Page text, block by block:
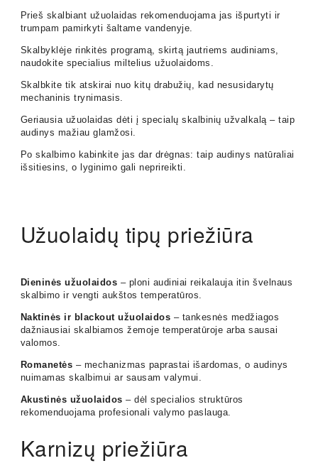
Prieš skalbiant užuolaidas rekomenduojama jas išpurtyti ir
trumpam pamirkyti šaltame vandenyje.
Skalbyklėje rinkitės programą, skirtą jautriems audiniams,
naudokite specialius miltelius užuolaidoms.
Skalbkite tik atskirai nuo kitų drabužių, kad nesusidarytų
mechaninis trynimasis.
Geriausia užuolaidas dėti į specialų skalbinių užvalkalą – taip
audinys mažiau glamžosi.
Po skalbimo kabinkite jas dar drėgnas: taip audinys natūraliai
išsitiesins, o lyginimo gali neprireikti.
Užuolaidų tipų priežiūra
Dieninės užuolaidos – ploni audiniai reikalauja itin švelnaus
skalbimo ir vengti aukštos temperatūros.
Naktinės ir blackout užuolaidos – tankesnės medžiagos
dažniausiai skalbiamos žemoje temperatūroje arba sausai
valomos.
Romanetės – mechanizmas paprastai išardomas, o audinys
nuimamas skalbimui ar sausam valymui.
Akustinės užuolaidos – dėl specialios struktūros
rekomenduojama profesionali valymo paslauga.
Karnizų priežiūra